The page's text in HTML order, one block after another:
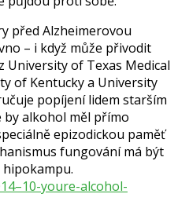
před Alzheimerovou
– i když může přivodit
University of Texas Medical
of Kentucky a University
popíjení lidem starším
by alkohol měl přímo
epizodickou paměť
fungování má být
youre-alcohol-